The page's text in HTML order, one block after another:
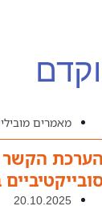
מאמרים
הערכת הקשר
20.10.2025